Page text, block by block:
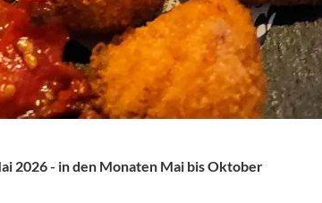
2026 - in den Monaten Mai bis Oktober